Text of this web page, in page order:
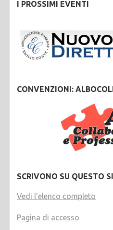
I PROSSIMI EVENTI
CONVENZIONI:
SCRIVONO SU QUESTO
Vedi l'elenco completo
Pagina di accesso